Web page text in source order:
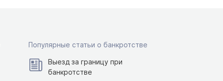
Популярные статьи о банкротстве
Выезд за границу при
банкротстве